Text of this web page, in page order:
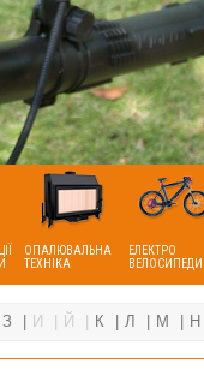
ОПАЛЮВАЛЬНА
ТЕХНІКА
ЕЛЕКТРО
ВЕЛОСИПЕДИ
З И Й К Л М Н